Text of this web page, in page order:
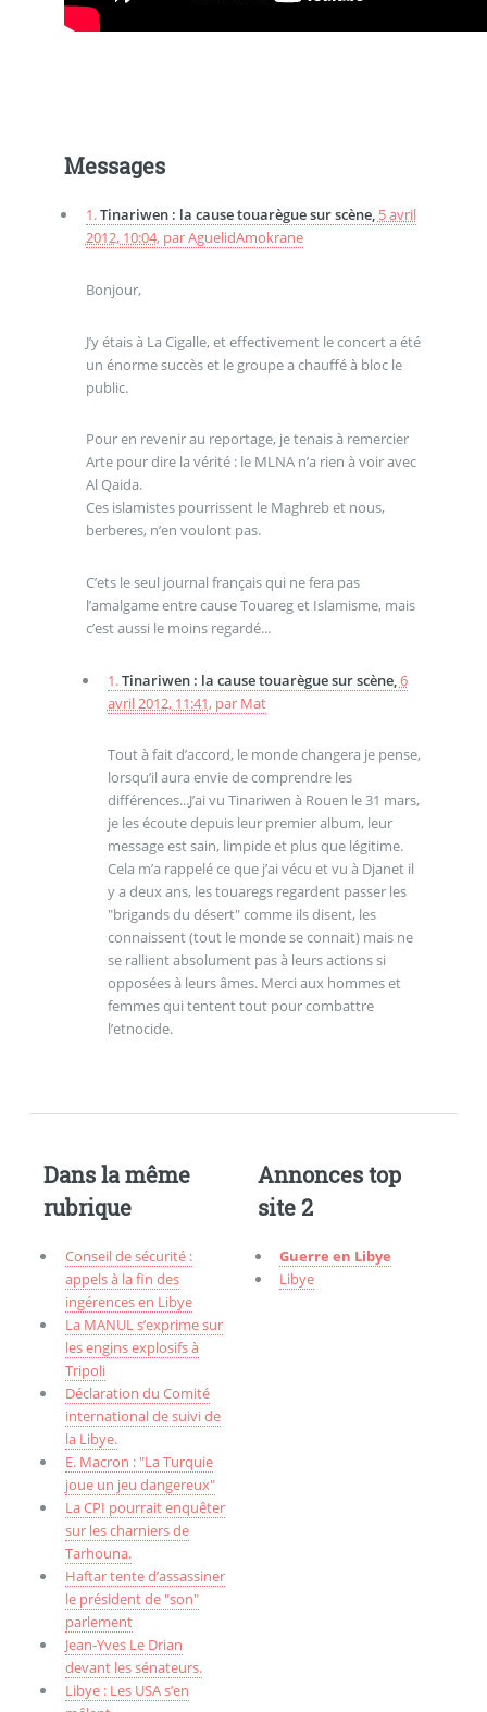
Messages
1.Tinariwen : la cause touarègue sur scène, 5 avril
2012, 10:04, parAguelidAmokrane
Bonjour,
J’y étais à La Cigalle, et effectivement le concert a été
un énorme succès et le groupe a chauffé à bloc le
public.
Pour en revenir au reportage, je tenais à remercier
Arte pour dire la vérité : le MLNA n’a rien à voir avec
Al Qaida.
Ces islamistes pourrissent le Maghreb et nous,
berberes, n’en voulont pas.
C’ets le seul journal français qui ne fera pas
l’amalgame entre cause Touareg et Islamisme, mais
c’est aussi le moins regardé...
1.Tinariwen : la cause touarègue sur scène, 6
avril 2012, 11:41, par Mat
Tout à fait d’accord, le monde changera je pense,
lorsqu’il aura envie de comprendre les
différences...J’ai vu Tinariwen à Rouen le 31 mars,
je les écoute depuis leur premier album, leur
message est sain, limpide et plus que légitime.
Cela m’a rappelé ce que j’ai vécu et vu à Djanet il
y a deux ans, les touaregs regardent passer les
"brigands du désert" comme ils disent, les
connaissent (tout le monde se connait) mais ne
se rallient absolument pas à leurs actions si
opposées à leurs âmes. Merci aux hommes et
femmes qui tentent tout pour combattre
l’etnocide.
Dans la même
rubrique
Conseil de sécurité :
appels à la fin des
ingérences en Libye
La MANUL s’exprime sur
les engins explosifs à
Tripoli
Déclaration du Comité
international de suivi de
la Libye.
E. Macron : "La Turquie
joue un jeu dangereux"
La CPI pourrait enquêter
sur les charniers de
Tarhouna.
Haftar tente d’assassiner
le président de "son"
parlement
Jean-Yves Le Drian
devant les sénateurs.
Libye : Les USA s’en
Annonces top
site 2
Guerre en Libye
Libye